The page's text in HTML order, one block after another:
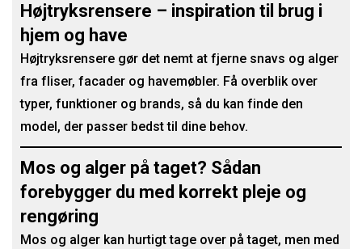
Højtryksrensere – inspiration til brug i
hjem og have
Højtryksrensere gør det nemt at fjerne snavs og alger
fra fliser, facader og havemøbler. Få overblik over
typer, funktioner og brands, så du kan finde den
model, der passer bedst til dine behov.
Mos og alger på taget? Sådan
forebygger du med korrekt pleje og
rengøring
Mos og alger kan hurtigt tage over på taget, men med